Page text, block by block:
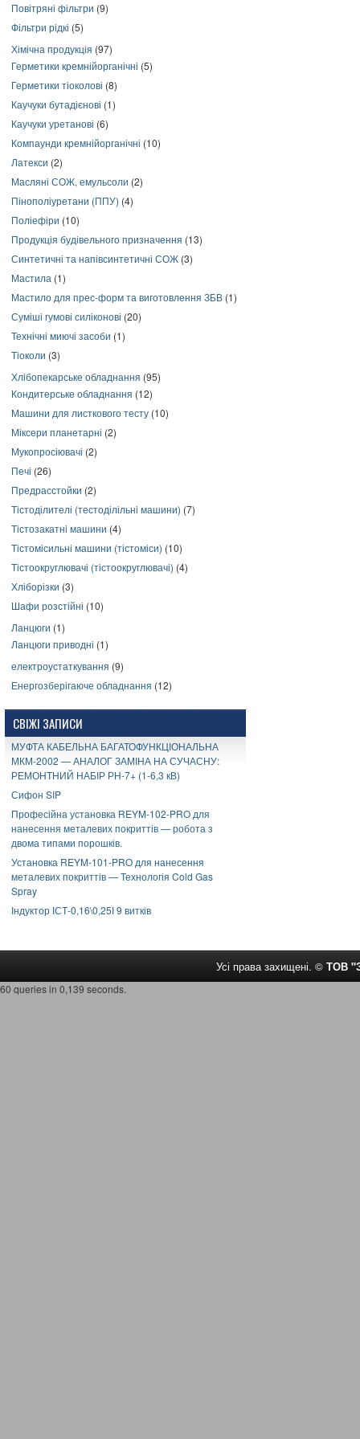
Повітряні фільтри (9)
Фільтри рідкі (5)
Хімічна продукція (97)
Герметики кремнійорганічні (5)
Герметики тіоколові (8)
Каучуки бутадієнові (1)
Каучуки уретанові (6)
Компаунди кремнійорганічні (10)
Латекси (2)
Масляні СОЖ, емульсоли (2)
Пінополіуретани (ППУ) (4)
Поліефіри (10)
Продукція будівельного призначення (13)
Синтетичні та напівсинтетичні СОЖ (3)
Мастила (1)
Мастило для прес-форм та виготовлення ЗБВ (1)
Суміші гумові силіконові (20)
Технічні миючі засоби (1)
Тіоколи (3)
Хлібопекарське обладнання (95)
Кондитерське обладнання (12)
Машини для листкового тесту (10)
Міксери планетарні (2)
Мукопросіювачі (2)
Печі (26)
Предрасстойки (2)
Тістоділителі (тестоділільні машини) (7)
Тістозакатні машини (4)
Тістомісильні машини (тістоміси) (10)
Тістоокруглювачі (тістоокруглювачі) (4)
Хліборізки (3)
Шафи розстійні (10)
Ланцюги (1)
Ланцюги приводні (1)
електроустаткування (9)
Енергозберігаюче обладнання (12)
СВІЖІ ЗАПИСИ
МУФТА КАБЕЛЬНА БАГАТОФУНКЦІОНАЛЬНА
МКМ-2002 — АНАЛОГ ЗАМІНА НА СУЧАСНУ:
РЕМОНТНИЙ НАБІР РН-7+ (1-6,3 кВ)
Сифон SIP
Професійна установка REYM-102-PRO для
нанесення металевих покриттів — робота з
двома типами порошків.
Установка REYM-101-PRO для нанесення
металевих покриттів — Технологія Cold Gas
Spray
Індуктор ІСТ-0,16\0,25І 9 витків
Усі права захищені. © ТОВ
60 queries in 0,139 seconds.